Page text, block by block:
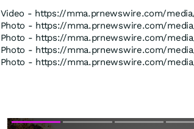
Video - https://mma.prnewswire.com/
Photo - https://mma.prnewswire.com/
Photo - https://mma.prnewswire.com/
Photo - https://mma.prnewswire.com/
Photo - https://mma.prnewswire.com/